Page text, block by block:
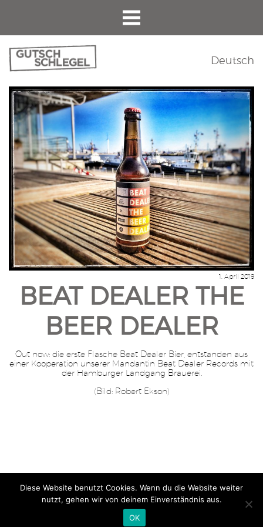
Deutsch
1. April 2019
BEAT DEALER THE
BEER DEALER
Out now: die erste Flasche Beat Dealer Bier, entstanden aus
einer Kooperation unserer Mandantin Beat Dealer Records mit
der Hamburger Landgang Brauerei.
(Bild: Robert Ekson)
Impressum Jobs Datenschutz
| Gutsch & Schlegel
Rechtsanwälte – © 2026
Diese Website benutzt Cookies. Wenn du die Website weiter
nutzt, gehen wir von deinem Einverständnis aus.
OK